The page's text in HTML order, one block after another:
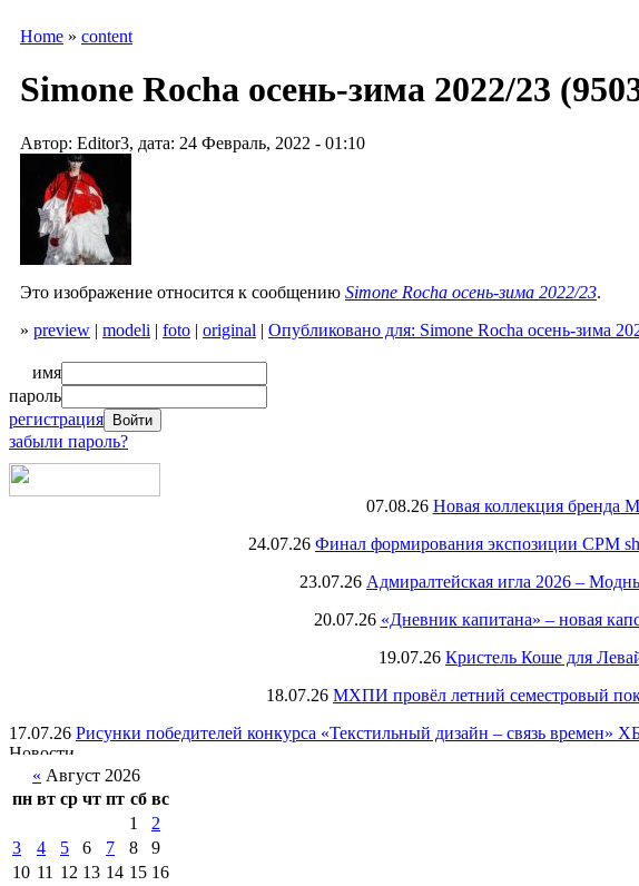
Home » content
Simone Rocha осень-зима 2022/23
Автор: Editor3, дата: 24 Февраль, 2022 - 01:10
Это изображение относится к сообщению Simone Rocha осень-зима 2022/23.
» preview | modeli | foto | original | Опубликовано для: Simone Rocha осень-зима
имя
пароль
регистрация
забыли пароль?
07.08.26 Новая коллекция бренда
24.07.26 Финал формирования экспозиции CPM
23.07.26 Адмиралтейская игла 2026 –
20.07.26 «Дневник капитана» – новая
19.07.26 Кристель Коше для
18.07.26 МХПИ провёл летний семестровый
17.07.26 Рисунки победителей конкурса «Текстильный дизайн – связь времен»
« Август 2026
пн вт ср чт пт сб вс
1
2
3
4 5 6 7 8
9
10 11 12 13 14 15 16